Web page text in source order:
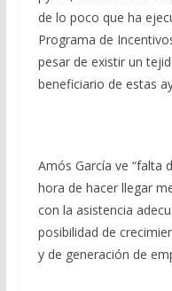
de lo poco que ha
Programa de
pesar de existir un
beneficiario de estas
Amós García ve “falta
hora de hacer llegar
con la asistencia
posibilidad de
y de generación de